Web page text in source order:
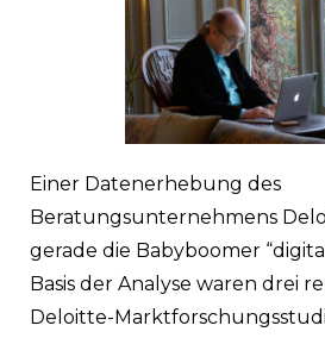
Einer Datenerhebung des
Beratungsunternehmens
gerade die Babyboomer
Basis der Analyse waren drei
Deloitte-